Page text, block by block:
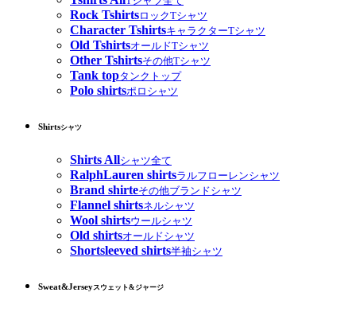
Rock TshirtsロックTシャツ
Character TshirtsキャラクターTシャツ
Old TshirtsオールドTシャツ
Other Tshirtsその他Tシャツ
Tank topタンクトップ
Polo shirtsポロシャツ
Shirtsシャツ
Shirts Allシャツ全て
RalphLauren shirtsラルフローレンシャツ
Brand shirteその他ブランドシャツ
Flannel shirtsネルシャツ
Wool shirtsウールシャツ
Old shirtsオールドシャツ
Shortsleeved shirts半袖シャツ
Sweat&Jerseyスウェット&ジャージ